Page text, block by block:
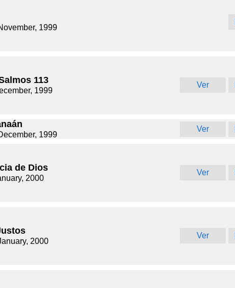
1999
113
1999
Ver
1999
Ver
de Dios
2000
Ver
2000
Ver